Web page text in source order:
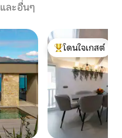
ละอื่นๆ
โดนใจเกสต์ที่สุด
โดนใจเกสต์